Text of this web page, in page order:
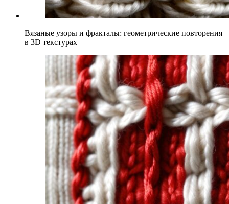
Вязаные узоры и фракталы: геометрические повторения
в 3D текстурах